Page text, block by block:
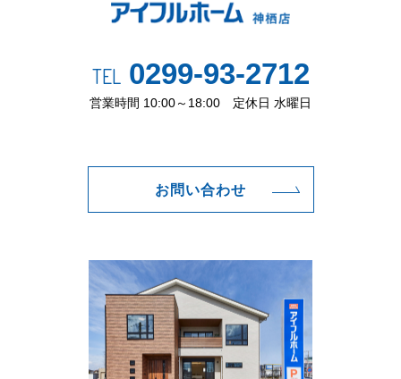
TEL0299-93-2712
営業時間 10:00～18:00 定休日 水曜日
お問い合わせ